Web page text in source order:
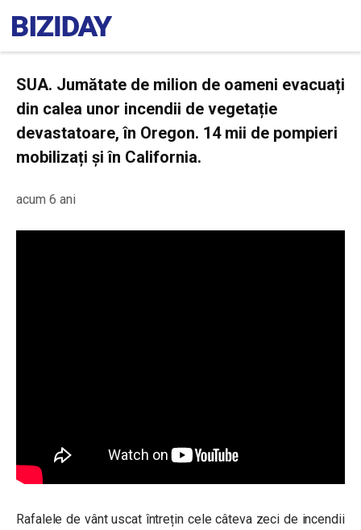
SUA. Jumătate de milion de oameni evacuați
din calea unor incendii de vegetație
devastatoare, în Oregon. 14 mii de pompieri
mobilizați și în California.
acum 6 ani
Rafalele de vânt uscat întrețin cele câteva zeci de incendii